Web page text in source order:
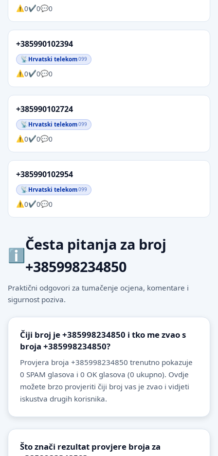
0 0 0
+385990102394
Hrvatski telekom099
0 0 0
+385990102724
Hrvatski telekom099
0 0 0
+385990102954
Hrvatski telekom099
0 0 0
Česta pitanja za broj
+385998234850
Praktični odgovori za tumačenje ocjena, komentare i
sigurnost poziva.
Čiji broj je +385998234850 i tko me zvao s
broja +385998234850?
Provjera broja +385998234850 trenutno pokazuje
0 SPAM glasova i 0 OK glasova (0 ukupno). Ovdje
možete brzo provjeriti čiji broj vas je zvao i vidjeti
iskustva drugih korisnika.
Što znači rezultat provjere broja za